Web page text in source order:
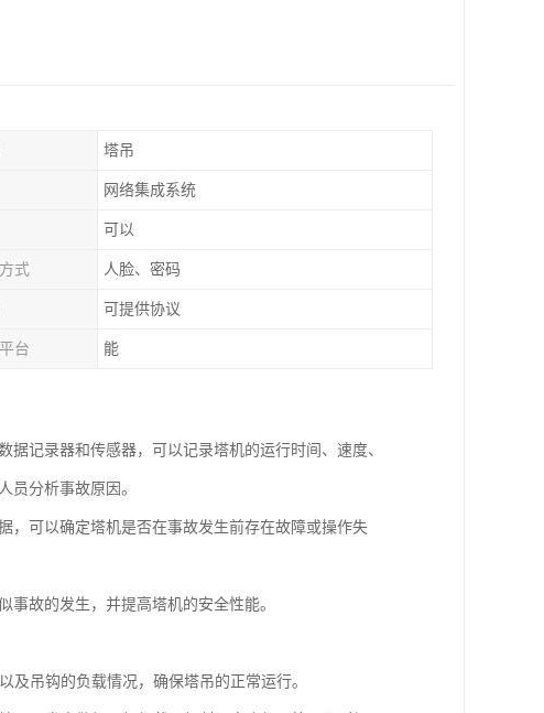
塔吊
网络集成系统
可以
式 人脸、密码
可提供协议
台 能
记录器和传感器，可以记录塔机的运行时间、速度、
员分析事故原因。
，可以确定塔机是否在事故发生前存在故障或操作失
故的发生，并提高塔机的安全性能。
及吊钩的负载情况，确保塔吊的正常运行。